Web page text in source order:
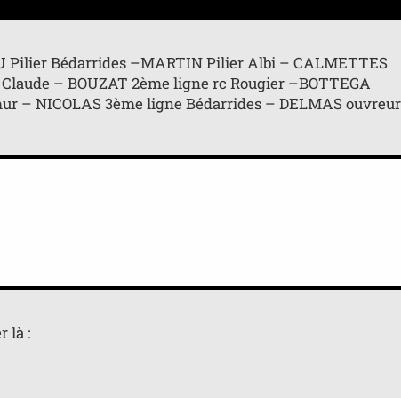
Pilier Bédarrides –MARTIN Pilier Albi – CALMETTES
– BOUZAT 2ème ligne rc Rougier –BOTTEGA
– NICOLAS 3ème ligne Bédarrides – DELMAS ouvreur
là :